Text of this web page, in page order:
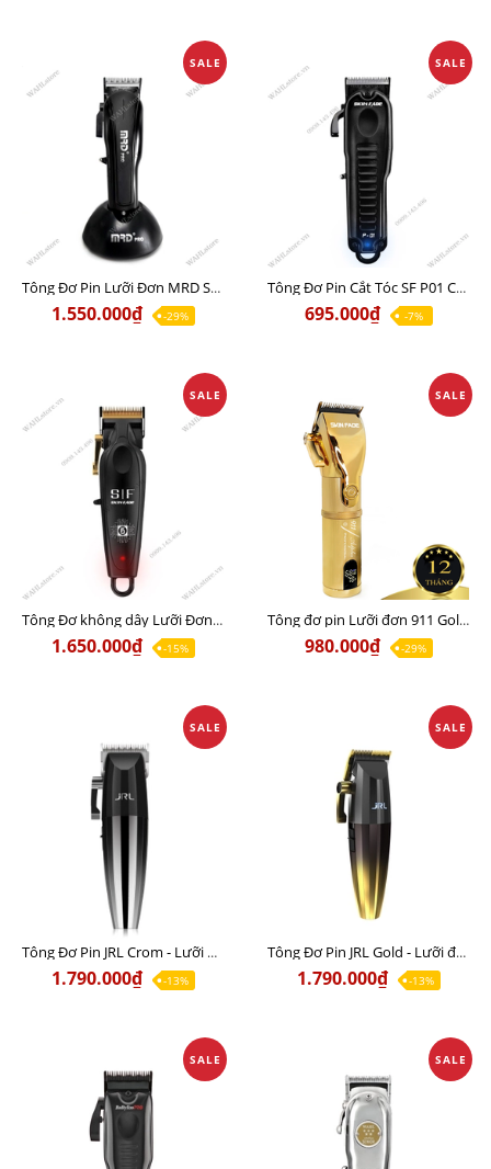
SALE
Tông Đơ Pin Lưỡi Đơn MRD Super Torque Motor 3669 Chính Hãng
1.550.000₫ -29%
SALE
Tông Đơ Pin Cắt Tóc SF P01 Chính Hãng
695.000₫ -7%
SALE
Tông Đơ không dây Lưỡi Đơn S | F Pro Black SC01 Limited Edition Chính Hãng
1.650.000₫ -15%
SALE
Tông đơ pin Lưỡi đơn 911 Gold Chính hãng
980.000₫ -29%
SALE
Tông Đơ Pin JRL Crom - Lưỡi đơn chuyên hớt lược chuyên nghiệp
1.790.000₫ -13%
SALE
Tông Đơ Pin JRL Gold - Lưỡi đơn chuyên hớt lược cao cấp
1.790.000₫ -13%
SALE SALE